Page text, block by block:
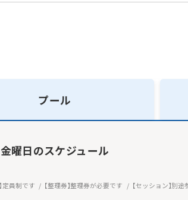
プール
金曜日のスケジュール
定員制です 整理券 整理券が必要です セッション 別途